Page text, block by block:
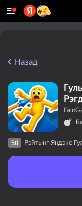
Назад
50 Рэйтынг Яндэкс